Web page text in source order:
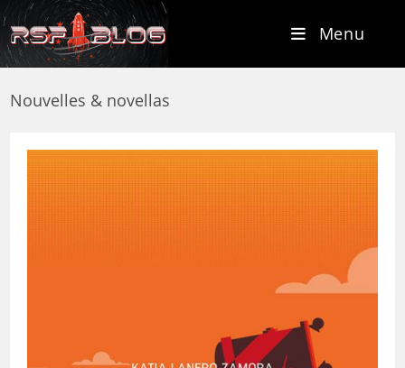
Menu
Nouvelles & novellas